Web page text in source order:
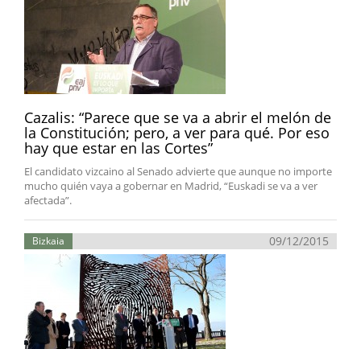
Cazalis: “Parece que se va a abrir el melón de
la Constitución; pero, a ver para qué. Por eso
hay que estar en las Cortes”
El candidato vizcaino al Senado advierte que aunque no importe
mucho quién vaya a gobernar en Madrid, “Euskadi se va a ver
afectada”.
Bizkaia 09/12/2015